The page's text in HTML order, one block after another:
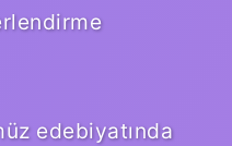
edebiyatında